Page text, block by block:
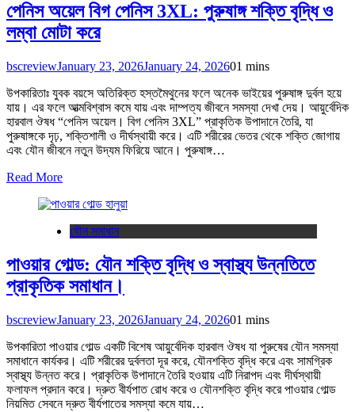
পেনিস অয়েল বিগ পেনিস 3XL: পুরুষাঙ্গ শক্তি বৃদ্ধি ও
লম্বা মোটা করে
bscreviewJanuary 23, 2026January 24, 202601 mins
উপকারিতাঃ যুবক বয়সে অতিরিক্ত হস্তমৈথুনের ফলে অনেক ভাইয়ের পুরুষাঙ্গ দুর্বল হয়ে
যায়। এর ফলে আত্মবিশ্বাস কমে যায় এবং দাম্পত্য জীবনে সমস্যা দেখা দেয়। আয়ুর্বেদিক
হারবাল ঔষধ “পেনিস অয়েল। বিগ পেনিস 3XL” প্রাকৃতিক উপাদানে তৈরি, যা
পুরুষাঙ্গকে দৃঢ়, শক্তিশালী ও দীর্ঘস্থায়ী করে। এটি শরীরের ভেতর থেকে শক্তি জোগায়
এবং যৌন জীবনে নতুন উদ্যম ফিরিয়ে আনে। পুরুষাঙ্গ…
Read More
যৌন সমাধান
পাওয়ার গোল্ড: যৌন শক্তি বৃদ্ধি ও স্বাস্থ্য উন্নতিতে
প্রাকৃতিক সমাধান।
bscreviewJanuary 23, 2026January 24, 202601 mins
উপকারিতা পাওয়ার গোল্ড একটি বিশেষ আয়ুর্বেদিক হারবাল ঔষধ যা পুরুষের যৌন সমস্যা
সমাধানে কার্যকর। এটি শরীরের দুর্বলতা দূর করে, যৌনশক্তি বৃদ্ধি করে এবং সামগ্রিক
স্বাস্থ্য উন্নত করে। প্রাকৃতিক উপাদানে তৈরি হওয়ায় এটি নিরাপদ এবং দীর্ঘস্থায়ী
ফলাফল প্রদান করে। দ্রুত বীর্যপাত রোধ করে ও যৌনশক্তি বৃদ্ধি করে পাওয়ার গোল্ড
নিয়মিত সেবনে দ্রুত বীর্যপাতের সমস্যা কমে যায়…